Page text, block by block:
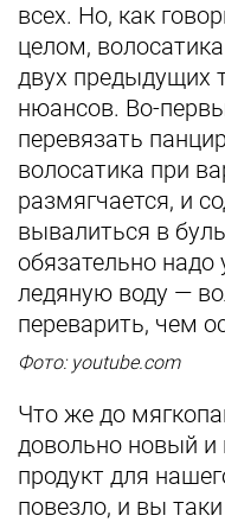
всех. Но, как
целом,
двух предыдущих
нюансов. Во-
перевязать
волосатика при
размягчается, и
вывалиться в
обязательно
ледяную воду —
переварить, чем
Фото: youtube.com
Что же до
довольно новый и
продукт для
повезло, и вы